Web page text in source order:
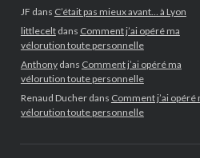
JF dans C’était pas mieux avant… à Lyon
littleceltdans Comment j’ai opéré ma
vélorution toute personnelle
Anthonydans Comment j’ai opéré ma
vélorution toute personnelle
Renaud Ducherdans Comment j’ai opéré
vélorution toute personnelle